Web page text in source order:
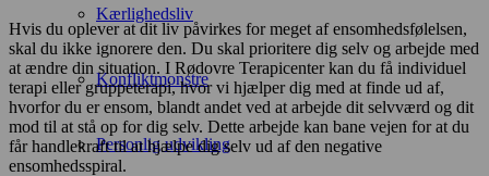
Kærlighedsliv
Konfliktmonstre
Personlig udvikling
Hvis du oplever at dit liv påvirkes for meget af ensomhedsfølelsen,
skal du ikke ignorere den. Du skal prioritere dig selv og arbejde med
at ændre din situation. I Rødovre Terapicenter kan du få individuel
terapi eller gruppeterapi, hvor vi hjælper dig med at finde ud af,
hvorfor du er ensom, blandt andet ved at arbejde dit selvværd og dit
mod til at stå op for dig selv. Dette arbejde kan bane vejen for at du
får handlekraft til at hjælpe dig selv ud af den negative
ensomhedsspiral.